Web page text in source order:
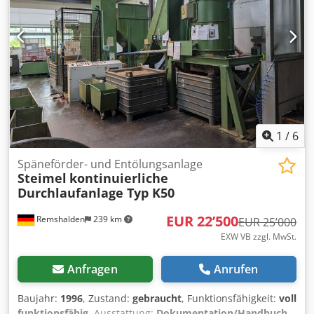
Konzentrationsgrenzwertgeber Touch-Screen-Bedienung
Ferndiagnose-Einheit Spritzeinrichtung Zweiter
Vorratstank für Lösemittel Wechselfiltereinheit mit
Filtertrocknung Beschickungseinrichtung Befüll- und
Entleerarmaturen Anbindung Batsch-Destille
Wartungsabsaugung autarke Druckluftversorgung
Verkleidung aus Plexiglas Anbindung Roll-Beschickung
Bitte kontaktieren Sie uns für weitere Informationen und
Bilder über mail(at) oder *
1 / 6
Remshalden 239 km
Späneförder- und Entölungsanlage
Steimel kontinuierliche
Durchlaufanlage Typ K50
EUR 22’500EUR 25’000
EXW VB zzgl. MwSt.
Anfragen Anrufen
Baujahr: 1996, Zustand: gebraucht, Funktionsfähigkeit: voll